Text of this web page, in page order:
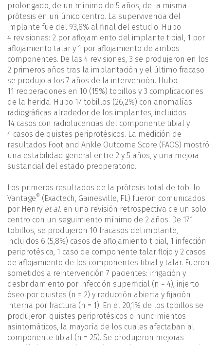
prolongado, de un mínimo de 5 años, de la misma
prótesis en un único centro. La supervivencia del
implante fue del 93,8% al final del estudio. Hubo
4 revisiones: 2 por aflojamiento del implante tibial, 1 por
aflojamiento talar y 1 por aflojamiento de ambos
componentes. De las 4 revisiones, 3 se produjeron en los
2 primeros años tras la implantación y el último fracaso
se produjo a los 7 años de la intervención. Hubo
11 reoperaciones en 10 (15%) tobillos y 3 complicaciones
de la herida. Hubo 17 tobillos (26,2%) con anomalías
radiográficas alrededor de los implantes, incluidos
14 casos con radiolucencias del componente tibial y
4 casos de quistes periprotésicos. La medición de
resultados Foot and Ankle Outcome Score (FAOS) mostró
una estabilidad general entre 2 y 5 años, y una mejora
sustancial del estado preoperatorio.
Los primeros resultados de la prótesis total de tobillo
Vantage® (Exactech, Gainesville, FL) fueron comunicados
por Henry et al. en una revisión retrospectiva de un solo
centro con un seguimiento mínimo de 2 años. De 171
tobillos, se produjeron 10 fracasos del implante,
incluidos 6 (5,8%) casos de aflojamiento tibial, 1 infección
periprotésica, 1 caso de componente talar flojo y 2 casos
de aflojamiento de los componentes tibial y talar. Fueron
sometidos a reintervención 7 pacientes: irrigación y
desbridamiento por infección superficial (n = 4), injerto
óseo por quistes (n = 2) y reducción abierta y fijación
interna por fractura (n = 1). En el 20,1% de los tobillos se
produjeron quistes periprotésicos o hundimientos
asintomáticos, la mayoría de los cuales afectaban al
componente tibial (n = 25). Se produjeron mejoras